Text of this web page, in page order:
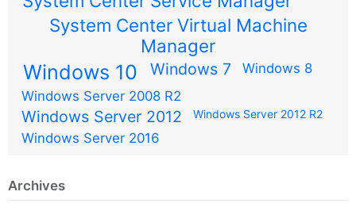
System Center Virtual Machine
Manager
Windows 10 Windows 7
Windows 8
Windows Server 2008 R2
Windows Server 2012 Windows Server 2012 R2
Windows Server 2016
Archives